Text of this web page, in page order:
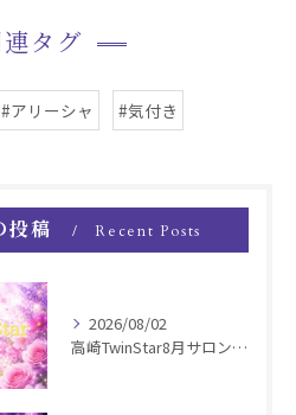
連タグ
#アリーシャ #気付き
投稿 Recent Posts
2026/08/02
高崎TwinStar8月サロンお知らせ